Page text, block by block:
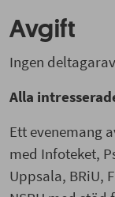
Avgift
Ingen
Alla
Ett evenemang
med Infoteket,
Uppsala, BRiU,